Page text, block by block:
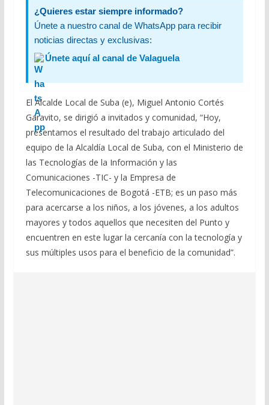
¿Quieres estar siempre informado?
Únete a nuestro canal de WhatsApp para recibir
noticias directas y exclusivas:
Únete aquí al canal de Valaguela
El Alcalde Local de Suba (e), Miguel Antonio Cortés
Garavito, se dirigió a invitados y comunidad, “Hoy,
presentamos el resultado del trabajo articulado del
equipo de la Alcaldía Local de Suba, con el Ministerio de
las Tecnologías de la Información y las
Comunicaciones -TIC- y la Empresa de
Telecomunicaciones de Bogotá -ETB; es un paso más
para acercarse a los niños, a los jóvenes, a los adultos
mayores y todos aquellos que necesiten del Punto y
encuentren en este lugar la cercanía con la tecnología y
sus múltiples usos para el beneficio de la comunidad”.